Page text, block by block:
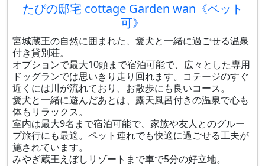
たびの邸宅 cottage Garden wan《ペット
可》
宮城蔵王の自然に囲まれた、愛犬と一緒に過ごせる温泉
付き貸別荘。
オプションで最大10頭まで宿泊可能で、広々とした専用
ドッグランでは思いきり走り回れます。コテージのすぐ
近くには川が流れており、お散歩にも良いコース。
愛犬と一緒に遊んだあとは、露天風呂付きの温泉で心も
体もリラックス。
室内は最大9名まで宿泊可能で、家族や友人とのグルー
プ旅行にも最適。ペット連れでも快適に過ごせる工夫が
施されています。
みやぎ蔵王えぼしリゾートまで車で5分の好立地。